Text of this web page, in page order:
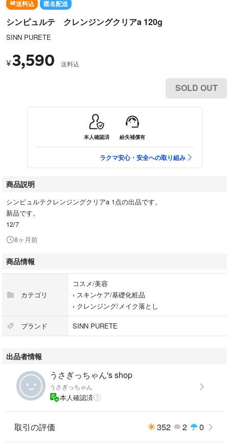
送料込 匿名配送
シンピュルテ クレンジングクリアa 120g
SINN PURETE
¥3,590 送料込
SOLD OUT
本人確認済 紛失補償有
ラクマ安心・安全への取り組み
商品説明
シンピュルテクレンジングクリアa 1点の出品です。
新品です。
12/7
8ヶ月前
商品情報
カテゴリ
コスメ/美容
› スキンケア/基礎化粧品
› クレンジング/メイク落とし
ブランド SINN PURETE
出品者情報
うさぎっちゃん's shop
うさぎっちゃん
本人確認済
取引の評価 352 2 0